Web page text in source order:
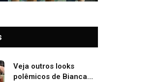
Veja outros looks
polêmicos de Bianca